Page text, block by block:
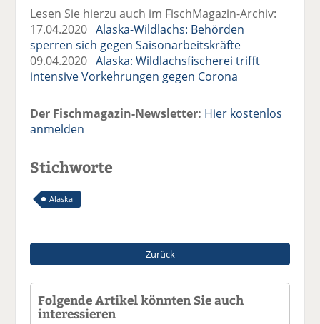
Lesen Sie hierzu auch im FischMagazin-Archiv:
17.04.2020Alaska-Wildlachs: Behörden
sperren sich gegen Saisonarbeitskräfte
09.04.2020Alaska: Wildlachsfischerei trifft
intensive Vorkehrungen gegen Corona
Der Fischmagazin-Newsletter: Hier kostenlos
anmelden
Stichworte
Alaska
Zurück
Folgende Artikel könnten Sie auch
interessieren